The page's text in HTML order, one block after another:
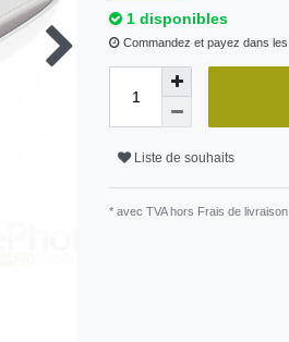
1 disponibles
Commandez et payez dans les
Liste de souhaits
* avec TVA hors Frais de livraison